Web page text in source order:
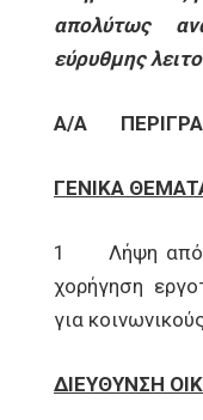
απολύτως
εύρυθμης
Α/Α
ΓΕΝΙΚΑ
1 Λήψη
χορήγηση
για
ΔΙΕΥΘΥΝΣΗ